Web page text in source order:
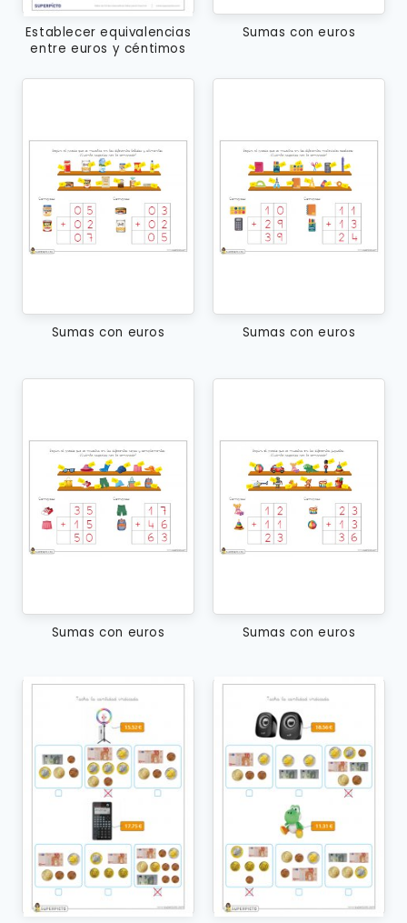
Establecer equivalencias
entre euros y céntimos
Sumas con euros
Sumas con euros Sumas con euros
Sumas con euros Sumas con euros